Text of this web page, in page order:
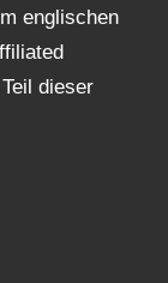
englischen
dieser